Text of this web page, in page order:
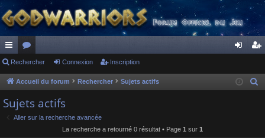
ac
co
ur
ci
or
u
s
ne cri
Rechercher Connexion Inscription
Accueil du forum Rechercher Sujets actifs
Sujets actifs
Aller sur la recherche avancée
La recherche a retourné 0 résultat • Page 1 sur 1